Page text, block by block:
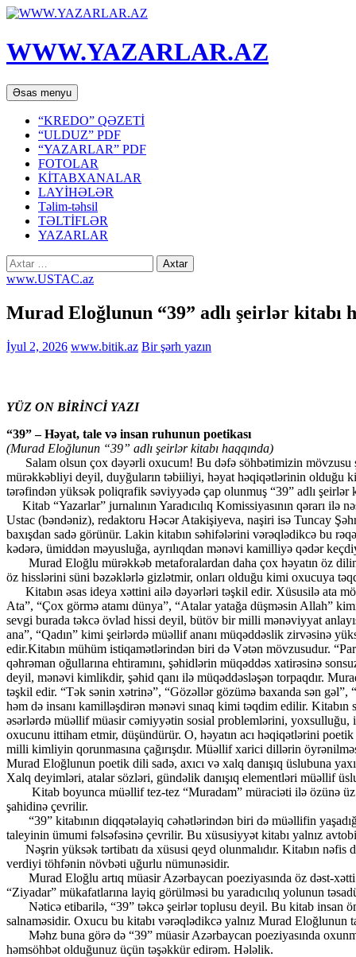
WWW.YAZARLAR.AZ
Axtar
Əsas menyu Mühtəviyyata
keç
“KREDO” QƏZETİ
“ULDUZ” PDF
“YAZARLAR” PDF
FOTOLAR
KİTABXANALAR
LAYİHƏLƏR
Təlim-təhsil
TƏLTİFLƏR
YAZARLAR
Axtarış:
www.USTAC.az
Murad Eloğlunun “39” adlı şeirlər kitabı
İyul 2, 2026 www.bitik.az Bir şərh yazın
YÜZ ON BİRİNCİ YAZI
“39” – Həyat, tale və insan ruhunun poetikası
(Murad Eloğlunun “39” adlı şeirlər kitabı haqqında)
Salam olsun çox dəyərli oxucum! Bu dəfə söhbətimizin mövzusu
mürəkkəbliyi deyil, duyğuların təbiiliyi, həyat həqiqətlərinin olduğu
tərəfindən yüksək poliqrafik səviyyədə çap olunmuş “39” adlı
Kitab “Yazarlar” jurnalının Yaradıcılıq Komissiyasının qərarı
Ustac (bəndəniz), redaktoru Həcər Atakişiyeva, naşiri isə Tuncay
baxışdan sadə görünür. Lakin kitabın səhifələrini vərəqlədikcə bu
kədərə, ümiddən məyusluğa, ayrılıqdan mənəvi kamilliyə qədər
Murad Eloğlu mürəkkəb metaforalardan daha çox həyatın öz
öz hisslərini süni bəzəklərlə gizlətmir, onları olduğu kimi oxucuya
Kitabın əsas ideya xəttini ailə dəyərləri təşkil edir. Xüsusilə ata
Ata”, “Çox görmə atamı dünya”, “Atalar yatağa düşməsin Allah”
sevgi burada təkcə övlad hissi deyil, bütöv bir milli mənəviyyat
ana”, “Qadın” kimi şeirlərdə müəllif ananı müqəddəslik zirvəsinə
edir.Kitabın mühüm istiqamətlərindən biri də Vətən mövzusudur.
qəhrəman oğullarına ehtiramını, şəhidlərin müqəddəs xatirəsinə
deyil, mənəvi kimlikdir, şəhid qanı ilə müqəddəsləşən torpaqdır.
təşkil edir. “Tək sənin xətrinə”, “Gözəllər gözümə baxanda sən
həm də insanı kamilləşdirən mənəvi sınaq kimi təqdim edilir.
əsərlərdə müəllif müasir cəmiyyətin sosial problemlərini, yoxsulluğu,
oxucunu ittiham etmir, düşündürür. O, həyatın acı həqiqətlərini
milli kimliyin qorunmasına çağırışdır. Müəllif xarici dillərin
Murad Eloğlunun poetik dili sadə, axıcı və xalq danışıq üslubuna
Xalq deyimləri, atalar sözləri, gündəlik danışıq elementləri müəllif
Kitab boyunca müəllif tez-tez “Muradam” müraciəti ilə özünə üz
şahidinə çevrilir.
“39” kitabının diqqətəlayiq cəhətlərindən biri də müəllifin
taleyinin ümumi fəlsəfəsinə çevrilir. Bu xüsusiyyət kitabı yalnız
Nəşrin yüksək tərtibatı da xüsusi qeyd olunmalıdır. Kitabın nəfis
verdiyi töhfənin növbəti uğurlu nümunəsidir.
Murad Eloğlu artıq müasir Azərbaycan poeziyasında öz dəst-xətti
“Ziyadar” mükafatlarına layiq görülməsi bu yaradıcılıq yolunun
Nəticə etibarilə, “39” təkcə şeirlər toplusu deyil. Bu kitab insan
salnaməsidir. Oxucu bu kitabı vərəqlədikcə yalnız Murad Eloğlunun
Məhz buna görə də “39” müasir Azərbaycan poeziyasında
həmsöhbət olduğunuz üçün təşəkkür edirəm. Hələlik.